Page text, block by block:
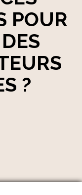
POUR
?